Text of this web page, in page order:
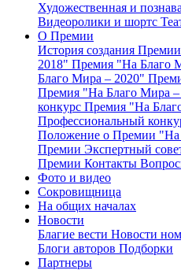
Художественная и
Видеоролики и шортс
О Премии
История создания Премии
2018" Премия "На Благо
Благо Мира – 2020"
Премия "На Благо Мира
конкурс Премия "На
Профессиональный
Положение о Премии
Премии Экспертный
Премии Контакты
Фото и видео
Сокровищница
На общих началах
Новости
Благие вести Новости
Блоги авторов Подборки
Партнеры